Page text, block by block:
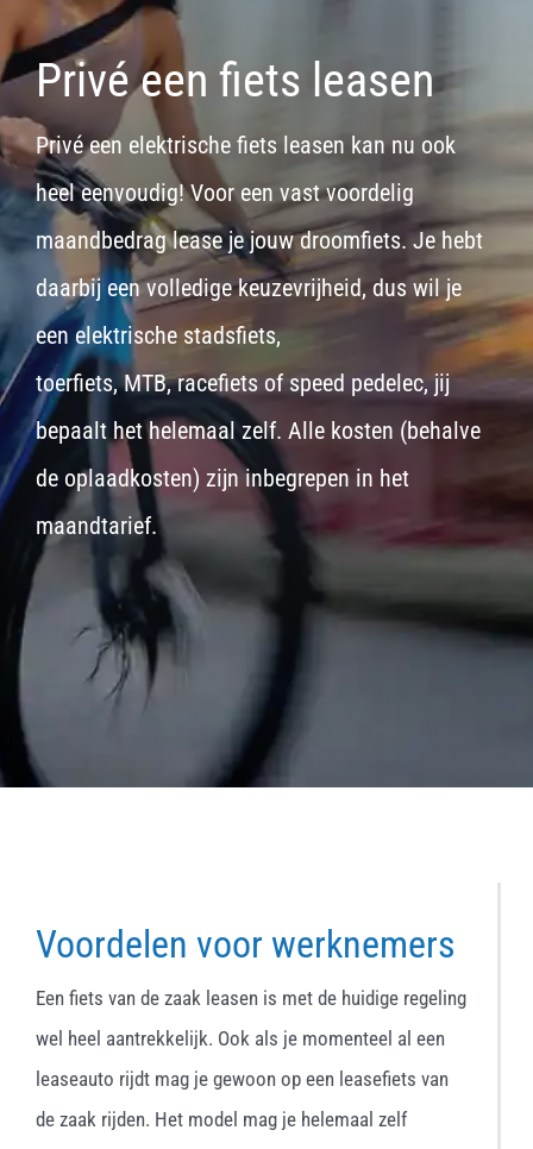
Privé een fiets leasen
Privé een elektrische fiets leasen kan nu ook
heel eenvoudig! Voor een vast voordelig
maandbedrag lease je jouw droomfiets. Je hebt
daarbij een volledige keuzevrijheid, dus wil je
eenelektrische stadsfiets,
toerfiets,MTB,racefietsof speed pedelec, jij
bepaalt het helemaal zelf. Alle kosten (behalve
de oplaadkosten) zijn inbegrepen in het
maandtarief.
Voordelen voor werknemers
Een fiets van de zaak leasen is met de huidige regeling
wel heel aantrekkelijk. Ook als je momenteel al een
leaseauto rijdt mag je gewoon op een leasefiets van
de zaak rijden. Het model mag je helemaal zelf